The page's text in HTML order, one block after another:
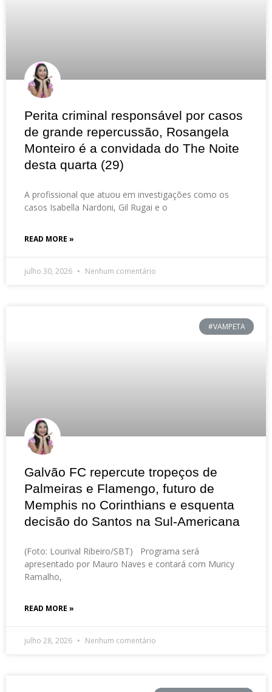
Perita criminal responsável por casos
de grande repercussão, Rosangela
Monteiro é a convidada do The Noite
desta quarta (29)
A profissional que atuou em investigações como os
casos Isabella Nardoni, Gil Rugai e o
READ MORE »
julho 30, 2026 Nenhum comentário
#VAMPETA
Galvão FC repercute tropeços de
Palmeiras e Flamengo, futuro de
Memphis no Corinthians e esquenta
decisão do Santos na Sul-Americana
(Foto: Lourival Ribeiro/SBT) Programa será
apresentado por Mauro Naves e contará com Muricy
Ramalho,
READ MORE »
julho 28, 2026 Nenhum comentário